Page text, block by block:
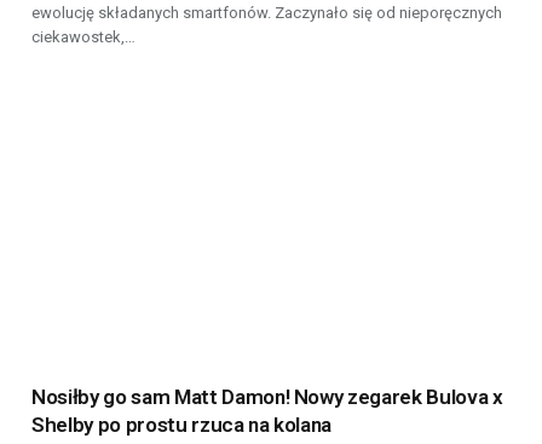
ewolucję składanych smartfonów. Zaczynało się od nieporęcznych
ciekawostek,…
Nosiłby go sam Matt Damon! Nowy zegarek Bulova x
Shelby po prostu rzuca na kolana